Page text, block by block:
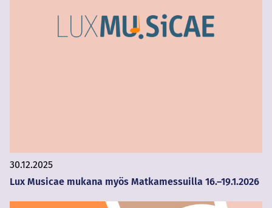
30.12.2025
Lux Musicae mukana myös Matkamessuilla 16.–19.1.2026